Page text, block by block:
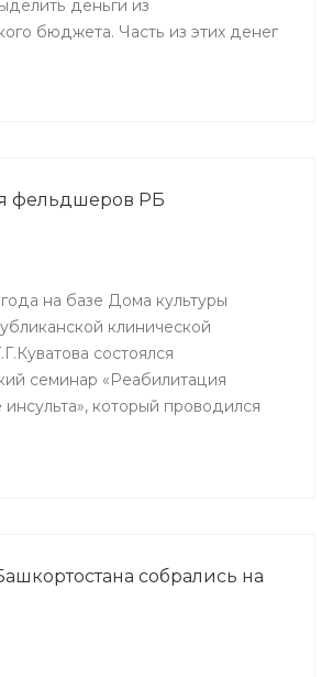
деньги из
бюджета. Часть из этих денег
учреждений РБ.
фельдшеров РБ
года на базе Дома культуры
клинической
состоялся
семинар «Реабилитация
который проводился
стали средние
собрались на